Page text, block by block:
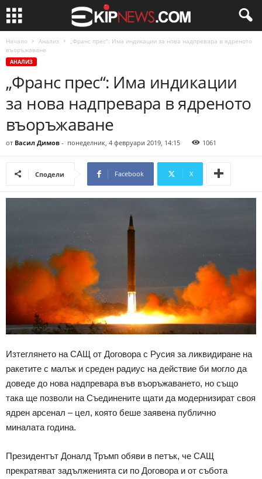
Начало Анализ
„Франс прес“: Има индикации за нова надпревара в ядреното
въоръжаване
АНАЛИЗ
„Франс прес“: Има индикации
за нова надпревара в ядреното
въоръжаване
от Васил Димов - понеделник, 4 февруари 2019, 14:15 1061
Сподели Facebook X
Изтеглянето на САЩ от Договора с Русия за ликвидиране на
ракетите с малък и среден радиус на действие би могло да
доведе до нова надпревара във въоръжаването, но също
така ще позволи на Съединените щати да модернизират своя
ядрен арсенал – цел, която беше заявена публично
миналата година.
Президентът Доналд Тръмп обяви в петък, че САЩ
прекратяват задълженията си по Договора и от събота